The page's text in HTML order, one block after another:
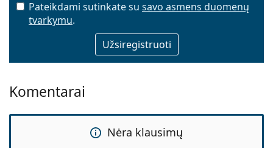
Pateikdami sutinkate su savo asmens duomenų
tvarkymu.
Komentarai
Nėra klausimų